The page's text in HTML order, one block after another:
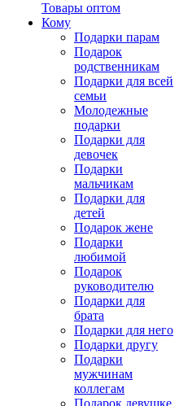
Товары оптом
Кому
Подарки парам
Подарок
родственникам
Подарки для всей
семьи
Молодежные
подарки
Подарки для
девочек
Подарки
мальчикам
Подарки для
детей
Подарок жене
Подарки
любимой
Подарок
руководителю
Подарки для
брата
Подарки для него
Подарки другу
Подарки
мужчинам
коллегам
Подарок девушке